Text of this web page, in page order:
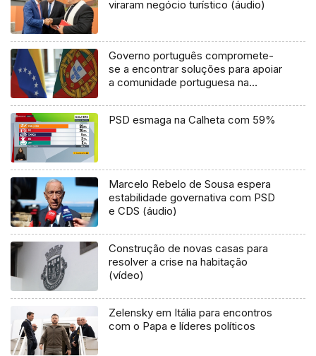
viraram negócio turístico (áudio)
Governo português compromete-
se a encontrar soluções para apoiar
a comunidade portuguesa na
PSD esmaga na Calheta com 59%
Marcelo Rebelo de Sousa espera
estabilidade governativa com PSD
e CDS (áudio)
Construção de novas casas para
resolver a crise na habitação
(vídeo)
Zelensky em Itália para encontros
com o Papa e líderes políticos